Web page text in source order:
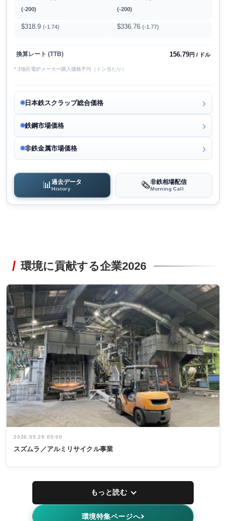
(-200) (-200)
$318.9 (-1.74) $336.76 (-1.77)
換算レート (TTB) 156.79円 / ドル
* 3地区電炉メーカー購入価格平均（トン当たり）
日本鉄スクラップ総合価格
鉄鋼市場価格
非鉄金属市場価格
📊過去データ
History 🗞️非鉄相場配信
Morning Call
環境に貢献する企業2026
2026.05.29 05:00
スズムラ／アルミリサイクル事業
もっと読む
環境特集ページへ